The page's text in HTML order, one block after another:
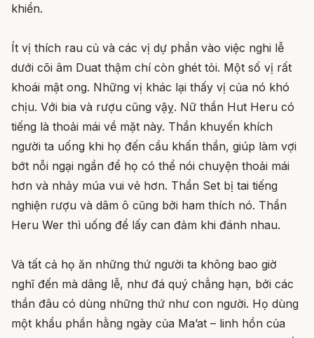
khiển.
Ít vị thích rau củ và các vị dự phần vào việc nghi lễ
dưới cõi âm Duat thậm chí còn ghét tỏi. Một số vị rất
khoái mật ong. Những vị khác lại thấy vị của nó khó
chịu. Với bia và rượu cũng vậỵ. Nữ thần Hut Heru có
tiếng là thoải mái về mặt này. Thần khuyến khích
người ta uống khi họ đến cầu khấn thần, giúp làm vợi
bớt nỗi ngại ngần để họ có thể nói chuyện thoải mái
hơn và nhảy múa vui vẻ hơn. Thần Set bị tai tiếng
nghiện rượu và dâm ô cũng bởi ham thích nó. Thần
Heru Wer thì uống để lấy can đảm khi đánh nhau.
Và tất cả họ ăn những thứ người ta không bao giờ
nghĩ đến mà dâng lễ, như đá quý chẳng hạn, bởi các
thần đâu có dùng những thứ như con người. Họ dùng
một khẩu phần hằng ngày của Ma’at – linh hồn của